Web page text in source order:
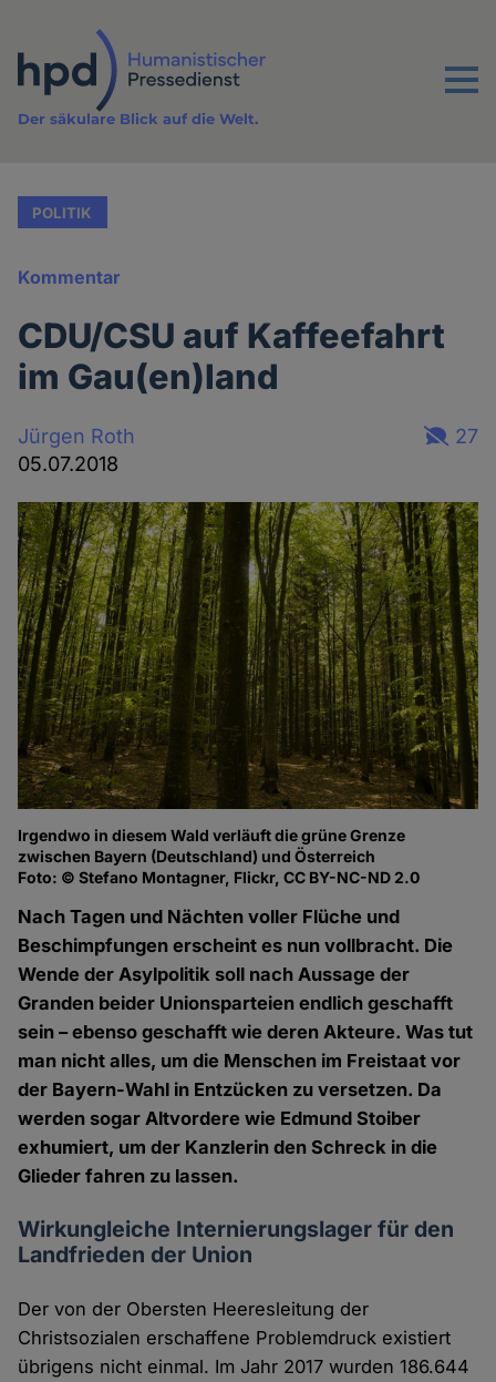
Inhalt
Menu
Der säkulare Blick auf die Welt.
POLITIK
Kommentar
CDU/CSU auf Kaffeefahrt
im Gau(en)land
Jürgen Roth
05.07.2018
27
Irgendwo in diesem Wald verläuft die grüne Grenze
zwischen Bayern (Deutschland) und Österreich
Foto: © Stefano Montagner, Flickr, CC BY-NC-ND 2.0
Nach Tagen und Nächten voller Flüche und
Beschimpfungen erscheint es nun vollbracht. Die
Wende der Asylpolitik soll nach Aussage der
Granden beider Unionsparteien endlich geschafft
sein – ebenso geschafft wie deren Akteure. Was tut
man nicht alles, um die Menschen im Freistaat vor
der Bayern-Wahl in Entzücken zu versetzen. Da
werden sogar Altvordere wie Edmund Stoiber
exhumiert, um der Kanzlerin den Schreck in die
Glieder fahren zu lassen.
Wirkungleiche Internierungslager für den
Landfrieden der Union
Der von der Obersten Heeresleitung der
Christsozialen erschaffene Problemdruck existiert
übrigens nicht einmal. Im Jahr 2017 wurden 186.644